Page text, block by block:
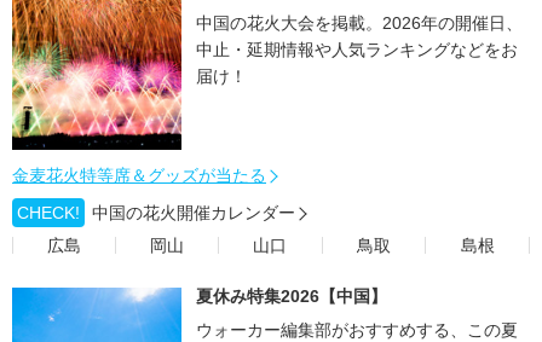
中国の花火大会を掲載。2026年の開催日、
中止・延期情報や人気ランキングなどをお
届け！
金麦花火特等席＆グッズが当たる
CHECK!
中国の花火開催カレンダー
広島
岡山 山口 鳥取 島根
夏休み特集2026【中国】
ウォーカー編集部がおすすめする、この夏